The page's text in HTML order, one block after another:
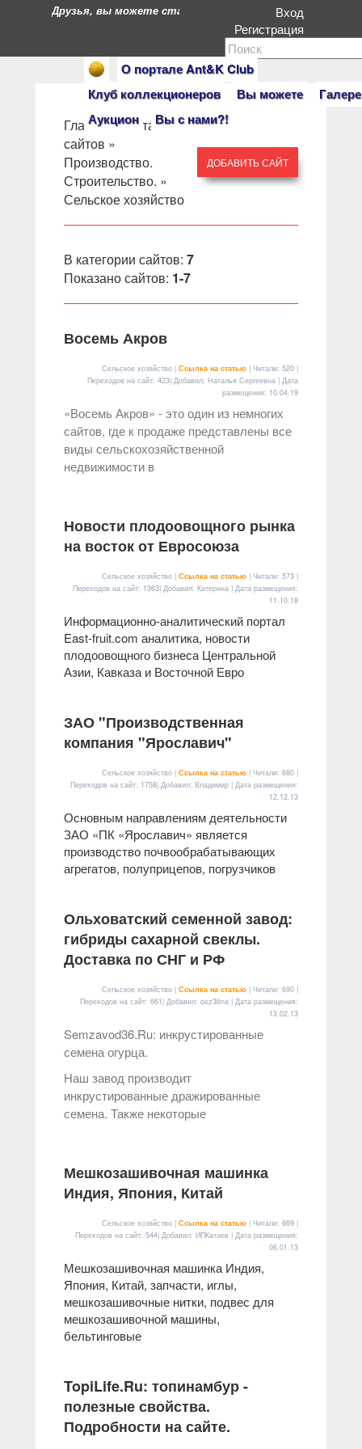
О портале Ant&K Club
Клуб коллекционеров
Вы можете
Аукцион
Вы с нами?!
Друзья, вы можете стать героями нашего портала.
Вход
Регистрация
Главная»Каталог
сайтов »
Производство.
Строительство. »
Сельское хозяйство
ДОБАВИТЬ САЙТ
В категории сайтов: 7
Показано сайтов: 1-7
Восемь Акров
Сельское хозяйство | Ссылка на статью | Читали: 520 |
Переходов на сайт: 423| Добавил: Наталья Сергеевна | Дата
размещения: 10.04.19
«Восемь Акров» - это один из немногих
сайтов, где к продаже представлены все
виды сельскохозяйственной
недвижимости в
Новости плодоовощного рынка
на восток от Евросоюза
Сельское хозяйство | Ссылка на статью | Читали: 573 |
Переходов на сайт: 1363| Добавил: Катерина | Дата размещения:
11.10.18
Информационно-аналитический портал
East-fruit.com аналитика, новости
плодоовощного бизнеса Центральной
Азии, Кавказа и Восточной Евро
ЗАО "Производственная
компания "Ярославич"
Сельское хозяйство | Ссылка на статью | Читали: 680 |
Переходов на сайт: 1758| Добавил: Владимир | Дата размещения:
12.12.13
Основным направлениям деятельности
ЗАО «ПК «Ярославич» является
производство почвообрабатывающих
агрегатов, полуприцепов, погрузчиков
Ольховатский семенной завод:
гибриды сахарной свеклы.
Доставка по СНГ и РФ
Сельское хозяйство | Ссылка на статью | Читали: 690 |
Переходов на сайт: 661| Добавил: osz36na | Дата размещения:
13.02.13
Semzavod36.Ru: инкрустированные
семена огурца.
Наш завод производит
инкрустированные дражированные
семена. Также некоторые
Мешкозашивочная машинка
Индия, Япония, Китай
Сельское хозяйство | Ссылка на статью | Читали: 669 |
Переходов на сайт: 544| Добавил: ИПКатаев | Дата размещения:
06.01.13
Мешкозашивочная машинка Индия,
Япония, Китай, запчасти, иглы,
мешкозашивочные нитки, подвес для
мешкозашивочной машины,
бельтинговые
TopiLife.Ru: топинамбур -
полезные свойства.
Подробности на сайте.